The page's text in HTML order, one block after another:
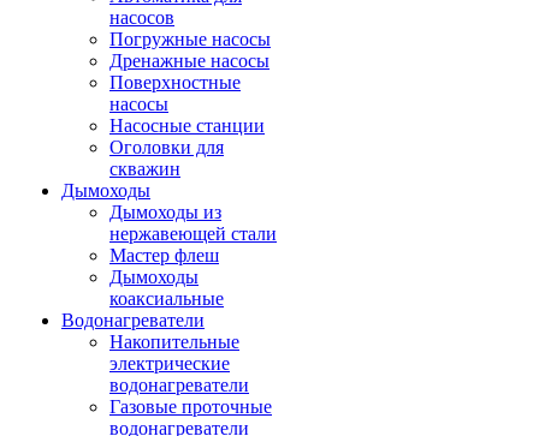
насосов
Погружные насосы
Дренажные насосы
Поверхностные
насосы
Насосные станции
Оголовки для
скважин
Дымоходы
Дымоходы из
нержавеющей стали
Мастер флеш
Дымоходы
коаксиальные
Водонагреватели
Накопительные
электрические
водонагреватели
Газовые проточные
водонагреватели